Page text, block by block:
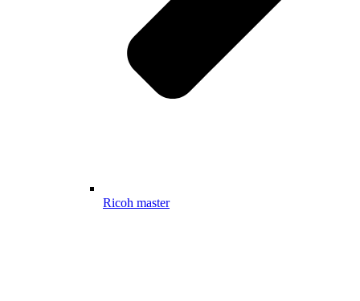
Ricoh master